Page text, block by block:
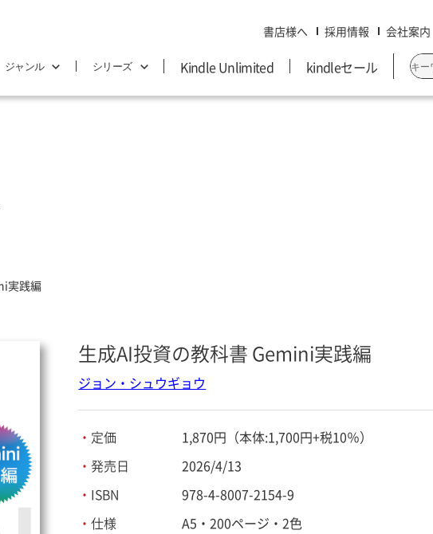
書店様へ 採用情報 会社案内
ジャンル シリーズ Kindle Unlimited kindleセール
検
索:
実践編
生成AI投資の教科書 Gemini実践編
ジョン・シュウギョウ
・ 定価
1,870円（本体:1,700円+税10％）
・発売日
2026/4/13
・ ISBN
978-4-8007-2154-9
・仕様 A5・200ページ・2色